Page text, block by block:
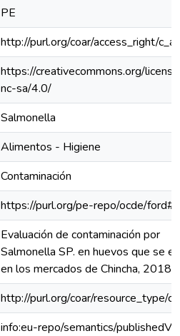
PE
http://purl.org/coar/access_right/
https://creativecommons.org/
nc-sa/4.0/
Salmonella
Alimentos - Higiene
Contaminación
https://purl.org/pe-repo/ocde/
Evaluación de contaminación por
Salmonella SP. en huevos que se
en los mercados de Chincha, 2018
http://purl.org/coar/resource_type/
info:eu-repo/semantics/